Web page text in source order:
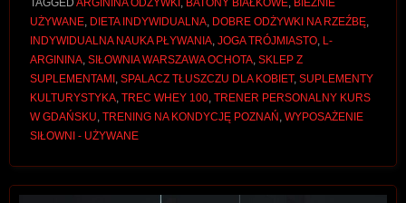
TAGGED ARGININA ODŻYWKI , BATONY BIAŁKOWE, BIEŻNIE
UŻYWANE, DIETA INDYWIDUALNA, DOBRE ODŻYWKI NA RZEŹBĘ,
INDYWIDUALNA NAUKA PŁYWANIA, JOGA TRÓJMIASTO, L-
ARGININA, SIŁOWNIA WARSZAWA OCHOTA, SKLEP Z
SUPLEMENTAMI , SPALACZ TŁUSZCZU DLA KOBIET, SUPLEMENTY
KULTURYSTYKA, TREC WHEY 100, TRENER PERSONALNY KURS
W GDAŃSKU, TRENING NA KONDYCJĘ POZNAŃ , WYPOSAŻENIE
SIŁOWNI - UŻYWANE